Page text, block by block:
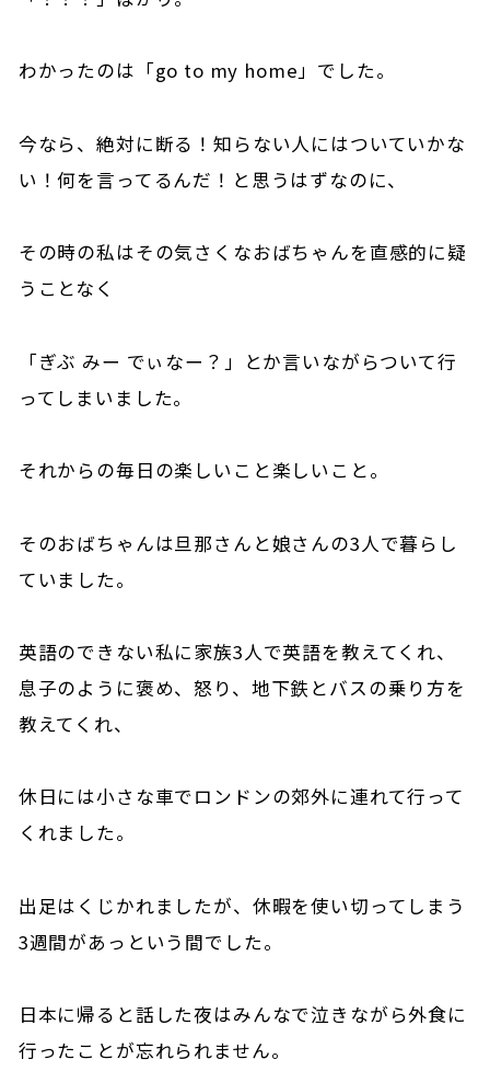
わかったのは「go to my home」でした。
今なら、絶対に断る！知らない人にはついていかな
い！何を言ってるんだ！と思うはずなのに、
その時の私はその気さくなおばちゃんを直感的に疑
うことなく
「ぎぶ みー でぃなー？」とか言いながらついて行
ってしまいました。
それからの毎日の楽しいこと楽しいこと。
そのおばちゃんは旦那さんと娘さんの3人で暮らし
ていました。
英語のできない私に家族3人で英語を教えてくれ、
息子のように褒め、怒り、地下鉄とバスの乗り方を
教えてくれ、
休日には小さな車でロンドンの郊外に連れて行って
くれました。
出足はくじかれましたが、休暇を使い切ってしまう
3週間があっという間でした。
日本に帰ると話した夜はみんなで泣きながら外食に
行ったことが忘れられません。